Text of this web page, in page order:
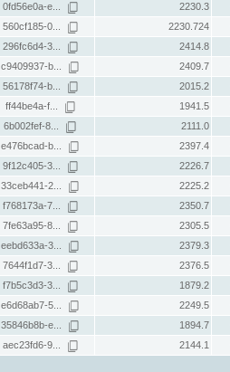
0fd56e0a-e... 2230.3
560cf185-0... 2230.724
296fc6d4-3... 2414.8
c9409937-b... 2409.7
56178f74-b... 2015.2
ff44be4a-f... 1941.5
6b002fef-8... 2111.0
e476bcad-b... 2397.4
9f12c405-3... 2226.7
33ceb441-2... 2225.2
f768173a-7... 2350.7
7fe63a95-8... 2305.5
eebd633a-3... 2379.3
7644f1d7-3... 2376.5
f7b5c3d3-3... 1879.2
e6d68ab7-5... 2249.5
35846b8b-e... 1894.7
aec23fd6-9... 2144.1